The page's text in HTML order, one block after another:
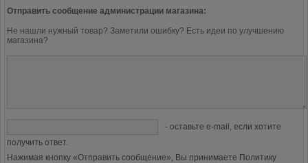
Отправить сообщение администрации магазина:
Не нашли нужный товар? Заметили ошибку? Есть идеи по улучшению
магазина?
- оставьте e-mail, если хотите
получить ответ.
Нажимая кнопку «Отправить сообщение», Вы принимаете Политику